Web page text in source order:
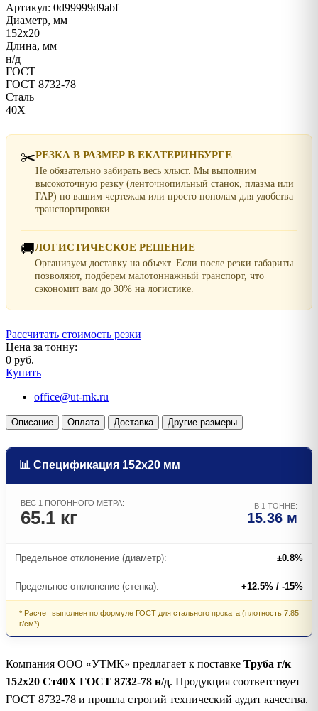
Артикул: 0d99999d9abf
Диаметр, мм
152х20
Длина, мм
н/д
ГОСТ
ГОСТ 8732-78
Сталь
40Х
✂️РЕЗКА В РАЗМЕР В ЕКАТЕРИНБУРГЕ
Не обязательно забирать весь хлыст. Мы выполним
высокоточную резку (ленточнопильный станок, плазма или
ГАР) по вашим чертежам или просто пополам для удобства
транспортировки.
🚚ЛОГИСТИЧЕСКОЕ РЕШЕНИЕ
Организуем доставку на объект. Если после резки габариты
позволяют, подберем малотоннажный транспорт, что
сэкономит вам до 30% на логистике.
Рассчитать стоимость резки
Цена за тонну:
0 руб.
Купить
office@ut-mk.ru
Описание Оплата Доставка Другие размеры
📊 Спецификация 152х20 мм
ВЕС 1 ПОГОННОГО МЕТРА:
65.1 кг
В 1 ТОННЕ:
15.36 м
Предельное отклонение (диаметр): ±0.8%
Предельное отклонение (стенка): +12.5% / -15%
* Расчет выполнен по формуле ГОСТ для стального проката (плотность 7.85
г/см³).
Компания ООО «УТМК» предлагает к поставке Труба г/к
152х20 Ст40Х ГОСТ 8732-78 н/д. Продукция соответствует
ГОСТ 8732-78 и прошла строгий технический аудит качества.